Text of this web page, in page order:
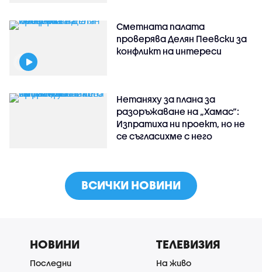
Сметната палата
проверява Делян Пеевски за
конфликт на интереси
Нетаняху за плана за
разоръжаване на „Хамас“:
Изпратиха ни проект, но не
се съгласихме с него
ВСИЧКИ НОВИНИ
НОВИНИ
Последни
ТЕЛЕВИЗИЯ
На живо